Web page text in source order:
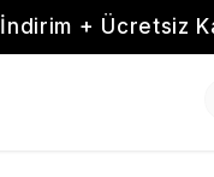
+ Ücretsiz